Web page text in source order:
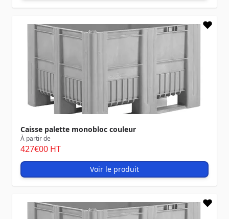
Caisse palette monobloc couleur
À partir de
427€00 HT
Voir le produit